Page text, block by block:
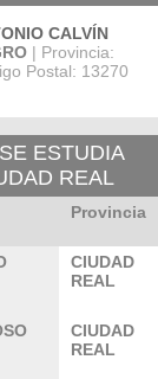
CALVÍN
| Provincia:
Postal: 13270
ESTUDIA
REAL
Provincia
CIUDAD
REAL
CIUDAD
REAL